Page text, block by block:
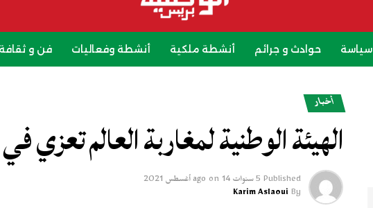
سياسة حوادث و جرائم أنشطة ملكية أنشطة وفعاليات فن و ثقافة
أخبار
الهيئة الوطنية لمغاربة العالم تعزي
Published 5 سنوات ago on 14 أغسطس 2021
By
Karim Aslaoui